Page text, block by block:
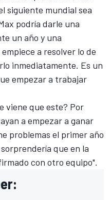
siguiente mundial sea
podría darle una
un año y una
a resolver lo de
inmediatamente. Es un
empezar a trabajar
viene que este? Por
a empezar a ganar
problemas el primer año
que en la
con otro equipo".